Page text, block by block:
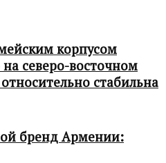
корпусом
северо-восточном
стабильна
бренд Армении: